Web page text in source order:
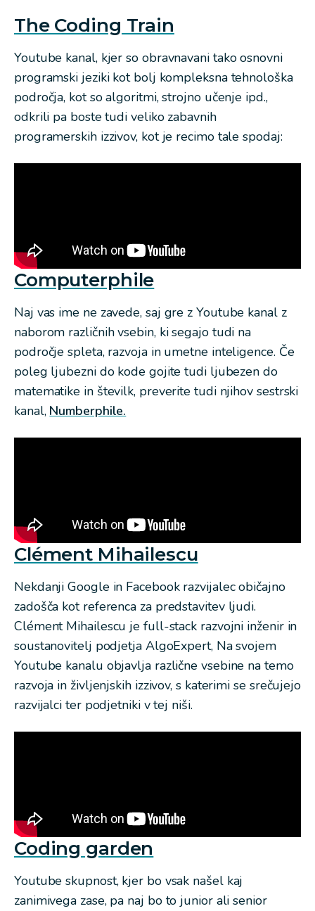
The Coding Train
Youtube kanal, kjer so obravnavani tako osnovni
programski jeziki kot bolj kompleksna tehnološka
področja, kot so algoritmi, strojno učenje ipd.,
odkrili pa boste tudi veliko zabavnih
programerskih izzivov, kot je recimo tale spodaj:
Computerphile
Naj vas ime ne zavede, saj gre z Youtube kanal z
naborom različnih vsebin, ki segajo tudi na
področje spleta, razvoja in umetne inteligence. Če
poleg ljubezni do kode gojite tudi ljubezen do
matematike in številk, preverite tudi njihov sestrski
kanal, Numberphile.
Clément Mihailescu
Nekdanji Google in Facebook razvijalec običajno
zadošča kot referenca za predstavitev ljudi.
Clément Mihailescu je full-stack razvojni inženir in
soustanovitelj podjetja AlgoExpert, Na svojem
Youtube kanalu objavlja različne vsebine na temo
razvoja in življenjskih izzivov, s katerimi se srečujejo
razvijalci ter podjetniki v tej niši.
Coding garden
Youtube skupnost, kjer bo vsak našel kaj
zanimivega zase, pa naj bo to junior ali senior